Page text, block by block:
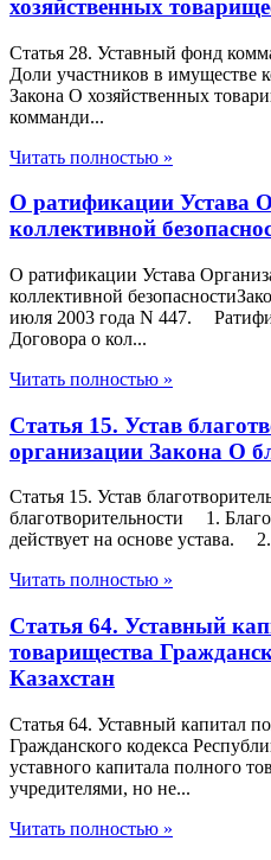
хозяйственных
Статья 28. Уставный фонд
Доли участников в имуществе
Закона О хозяйственных
комманди...
Читать полностью »
О ратификации Устава
коллективной
О ратификации Устава
коллективной
июля 2003 года N 447.
Договора о кол...
Читать полностью »
Статья 15. Устав
организации Закона О
Статья 15. Устав
благотворительности 1.
действует на основе устава.
Читать полностью »
Статья 64. Уставный
товарищества
Казахстан
Статья 64. Уставный капитал
Гражданского кодекса
уставного капитала полного
учредителями, но не...
Читать полностью »